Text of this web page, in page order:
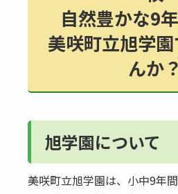
自然豊かな9
美咲町立旭学
んか？
旭学園について
美咲町立旭学園は、小中9年